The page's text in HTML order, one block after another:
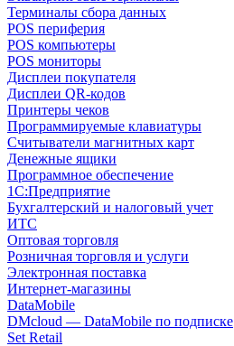
Терминалы сбора данных
POS периферия
POS компьютеры
POS мониторы
Дисплеи покупателя
Дисплеи QR-кодов
Принтеры чеков
Программируемые клавиатуры
Считыватели магнитных карт
Денежные ящики
Программное обеспечение
1С:Предприятие
Бухгалтерский и налоговый учет
ИТС
Оптовая торговля
Розничная торговля и услуги
Электронная поставка
Интернет-магазины
DataMobile
DMcloud — DataMobile по подписке
Set Retail